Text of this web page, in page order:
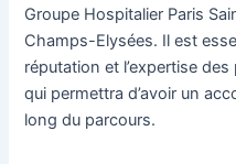
Groupe Hospitalier Paris
Champs-Elysées. Il est
réputation et l’expertise
qui permettra d’avoir un
long du parcours.